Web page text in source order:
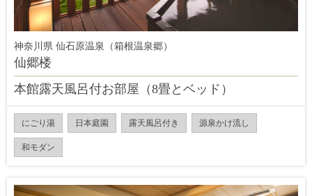
神奈川県 仙石原温泉（箱根温泉郷）
仙郷楼
本館露天風呂付お部屋（8畳とベッド）
にごり湯 日本庭園 露天風呂付き 源泉かけ流し
和モダン